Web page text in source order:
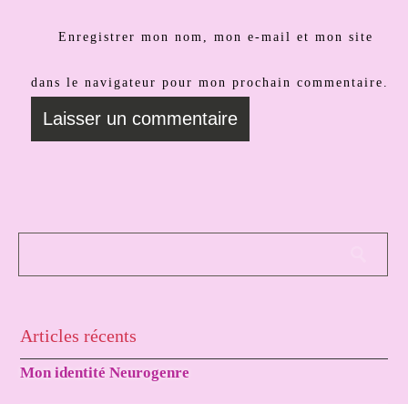
Enregistrer mon nom, mon e-mail et mon site
dans le navigateur pour mon prochain commentaire.
Articles récents
Mon identité Neurogenre